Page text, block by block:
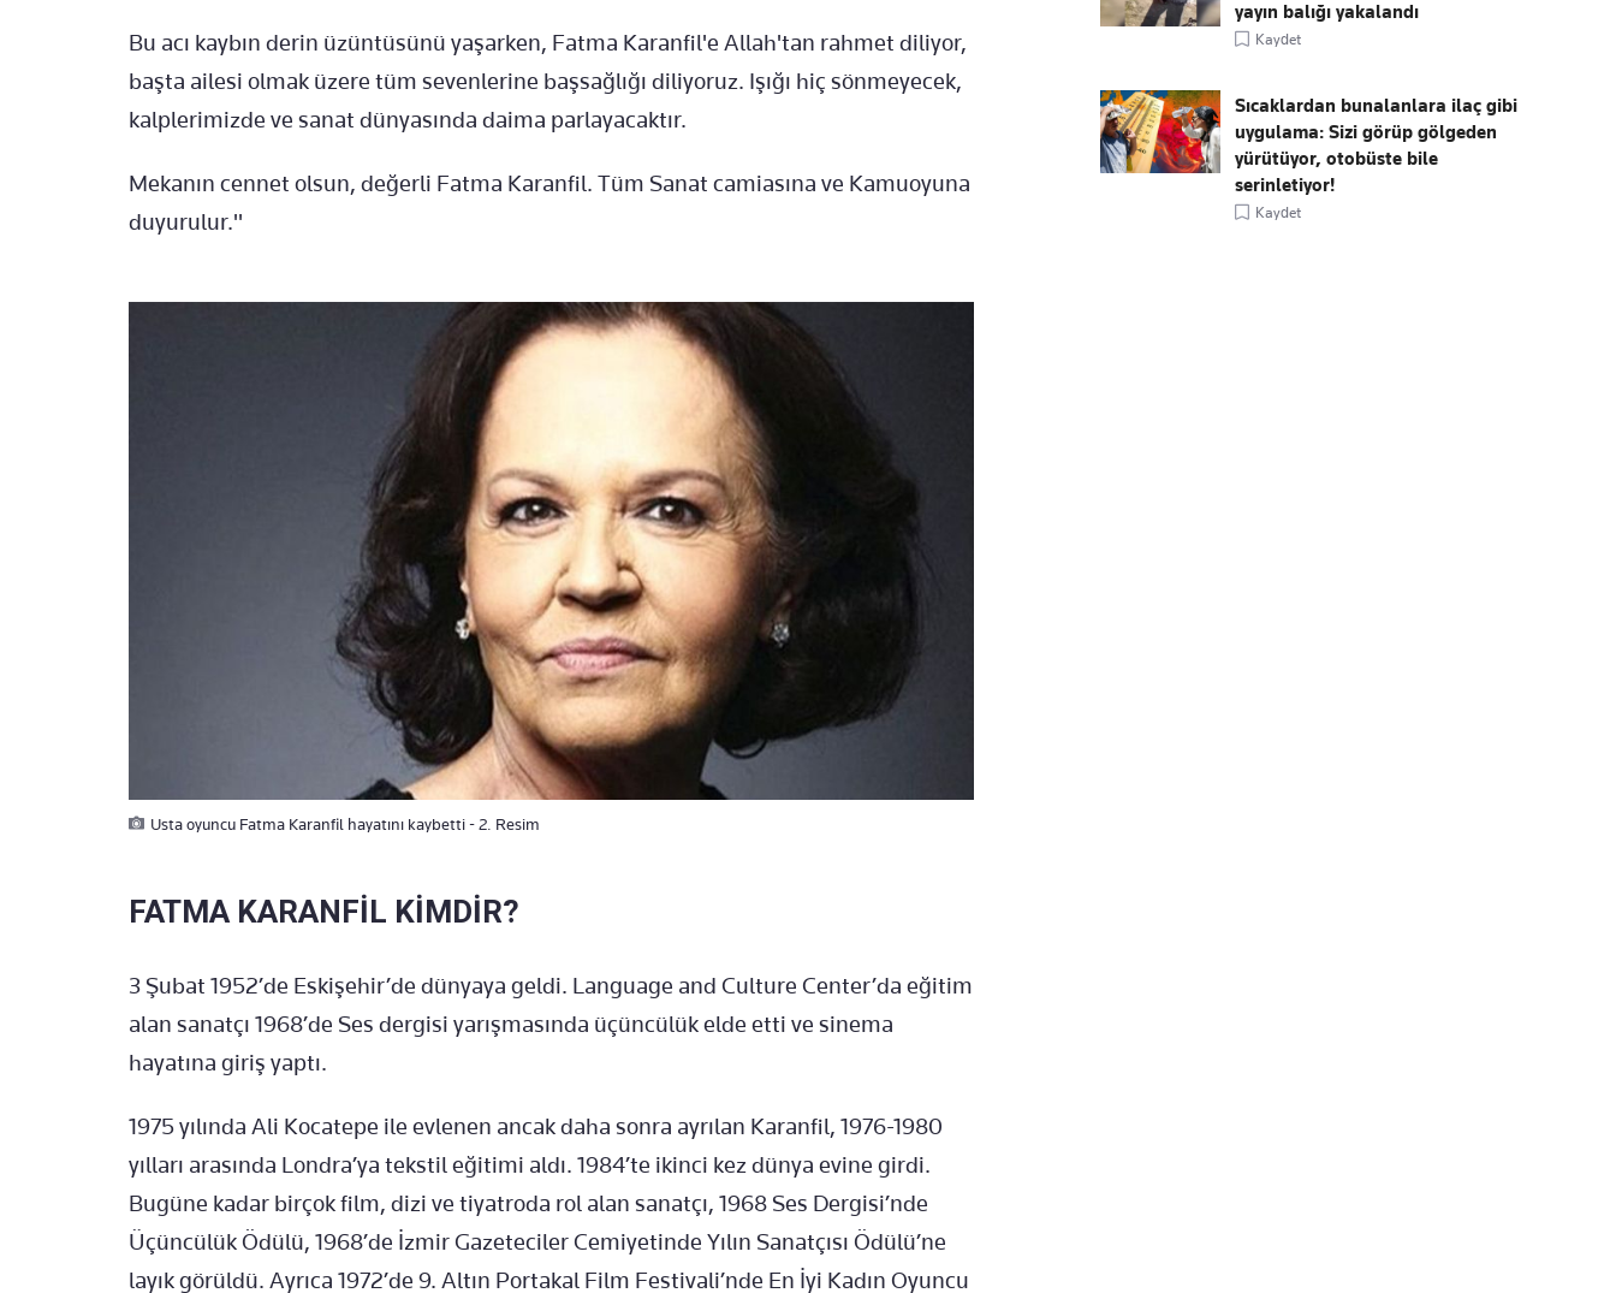
Bu acı kaybın derin üzüntüsünü yaşarken, Fatma Karanfil'e Allah'tan rahmet diliyor,
başta ailesi olmak üzere tüm sevenlerine başsağlığı diliyoruz. Işığı hiç sönmeyecek,
kalplerimizde ve sanat dünyasında daima parlayacaktır.
Mekanın cennet olsun, değerli Fatma Karanfil. Tüm Sanat camiasına ve Kamuoyuna
duyurulur."
Usta oyuncu Fatma Karanfil hayatını kaybetti - 2. Resim
FATMA KARANFİL KİMDİR?
3 Şubat 1952’de Eskişehir’de dünyaya geldi. Language and Culture Center’da eğitim
alan sanatçı 1968’de Ses dergisi yarışmasında üçüncülük elde etti ve sinema
hayatına giriş yaptı.
1975 yılında Ali Kocatepe ile evlenen ancak daha sonra ayrılan Karanfil, 1976-1980
yılları arasında Londra’ya tekstil eğitimi aldı. 1984’te ikinci kez dünya evine girdi.
Bugüne kadar birçok film, dizi ve tiyatroda rol alan sanatçı, 1968 Ses Dergisi’nde
Üçüncülük Ödülü, 1968’de İzmir Gazeteciler Cemiyetinde Yılın Sanatçısı Ödülü’ne
layık görüldü. Ayrıca 1972’de 9. Altın Portakal Film Festivali’nde En İyi Kadın Oyuncu
yayın balığı yakalandı
Kaydet
Sıcaklardan bunalanlara ilaç gibi
uygulama: Sizi görüp gölgeden
yürütüyor, otobüste bile
serinletiyor!
Kaydet